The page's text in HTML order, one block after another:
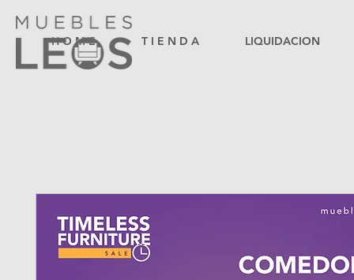
H O M E T I E N D A LIQUIDACION